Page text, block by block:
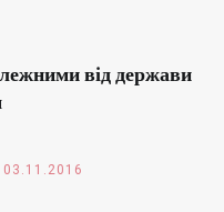
від держави
03.11.2016